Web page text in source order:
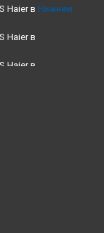
Haier в Нижнем
Haier в
Haier в
Haier в
Haier в